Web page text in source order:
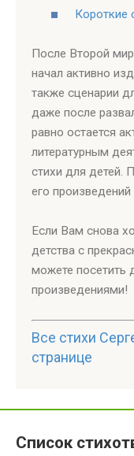
Короткие
После Второй
начал активно
также сценарии
даже после
равно остается
литературным
стихи для детей.
его
Если Вам снова
детства с
можете посетить
произведениями!
Все стихи
странице
Список